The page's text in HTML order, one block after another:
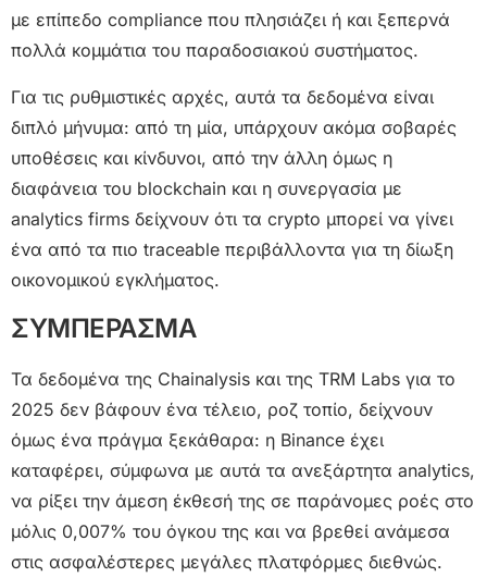
με επίπεδο compliance που πλησιάζει ή και ξεπερνά
πολλά κομμάτια του παραδοσιακού συστήματος.
Για τις ρυθμιστικές αρχές, αυτά τα δεδομένα είναι
διπλό μήνυμα: από τη μία, υπάρχουν ακόμα σοβαρές
υποθέσεις και κίνδυνοι, από την άλλη όμως η
διαφάνεια του blockchain και η συνεργασία με
analytics firms δείχνουν ότι τα crypto μπορεί να γίνει
ένα από τα πιο traceable περιβάλλοντα για τη δίωξη
οικονομικού εγκλήματος.
ΣΥΜΠΕΡΑΣΜΑ
Τα δεδομένα της Chainalysis και της TRM Labs για το
2025 δεν βάφουν ένα τέλειο, ροζ τοπίο, δείχνουν
όμως ένα πράγμα ξεκάθαρα: η Binance έχει
καταφέρει, σύμφωνα με αυτά τα ανεξάρτητα analytics,
να ρίξει την άμεση έκθεσή της σε παράνομες ροές στο
μόλις 0,007% του όγκου της και να βρεθεί ανάμεσα
στις ασφαλέστερες μεγάλες πλατφόρμες διεθνώς.